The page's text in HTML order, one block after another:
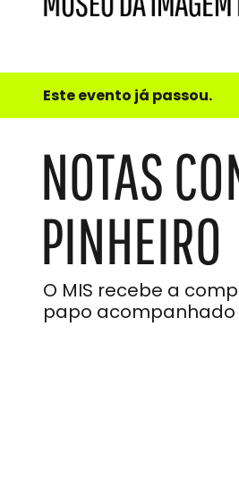
e
do
Som
Este evento já passou.
NOTAS
PINHEIRO
O MIS recebe a
papo acompanhado